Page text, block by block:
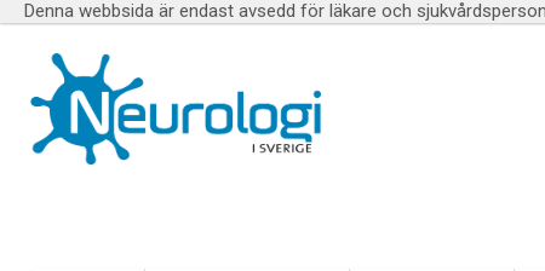
Denna webbsida är endast avsedd för läkare och